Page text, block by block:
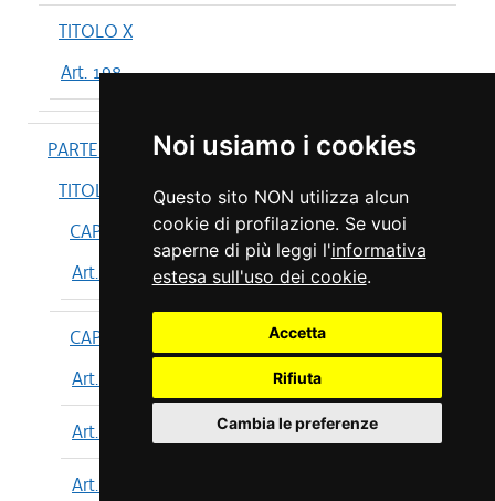
Noi usiamo i cookies
Questo sito NON utilizza alcun
cookie di profilazione. Se vuoi
saperne di più leggi l'informativa
estesa sull'uso dei cookie.
Accetta
Rifiuta
Cambia le preferenze
TITOLO X
Art. 198
PARTE IV
TITOLO I
CAPO I
Art. 199
CAPO II
Art. 200
Art. 201
Art. 202